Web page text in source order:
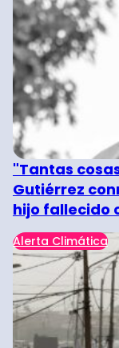
"Tantas
Gutiérrez
hijo fallecido
Alerta Climática